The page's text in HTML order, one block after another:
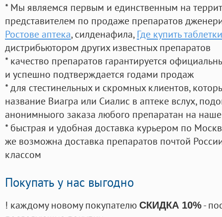
* Мы являемся первым и единственным на
представителем по продаже препаратов
Ростове аптека, силденафила, Где купить
дистрибьютором других известных препаратов
* качество препаратов гарантируется
и успешно подтверждается годами продаж
* для стестинельных и скромных клиентов,
название Виагра или Сиалис в аптеке вслух,
анонимныого заказа любого препаратан на
* быстрая и удобная доставка курьером по
же возможна доставка препаратов почтой
классом
Покупать у нас выгодно
! каждому новому покупателю СКИДКА 10%-